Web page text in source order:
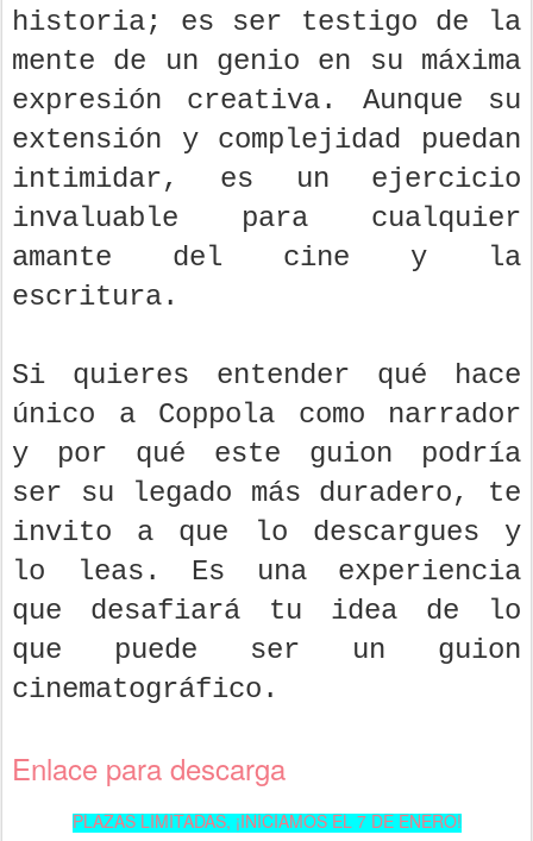
historia; es ser testigo de la
mente de un genio en su máxima
expresión creativa. Aunque su
extensión y complejidad puedan
intimidar, es un ejercicio
invaluable para cualquier
amante del cine y la
escritura.
Si quieres entender qué hace
único a Coppola como narrador
y por qué este guion podría
ser su legado más duradero, te
invito a que lo descargues y
lo leas. Es una experiencia
que desafiará tu idea de lo
que puede ser un guion
cinematográfico.
Enlace para descarga
PLAZAS LIMITADAS, ¡INICIAMOS EL 7 DE ENERO!